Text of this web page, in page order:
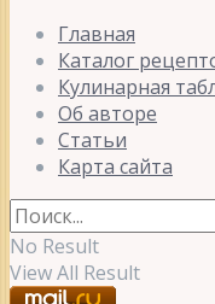
Главная
Каталог
Кулинарная
Об авторе
Статьи
Карта сайта
No Result
View All Result